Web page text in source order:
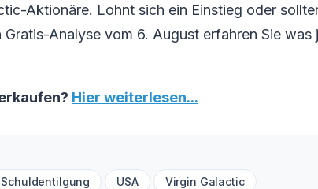
Aktionäre. Lohnt sich ein Einstieg oder
Analyse vom 6. August erfahren Sie was
Hier weiterlesen...
Schuldentilgung USA Virgin Galactic